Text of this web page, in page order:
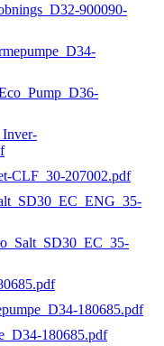
900090-
CLF_30-207002.pdf
180685.pdf
180685.pdf